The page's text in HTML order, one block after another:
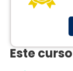
Este